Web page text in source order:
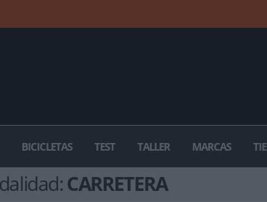
BICICLETAS TEST TALLER MARCAS
CARRETERA